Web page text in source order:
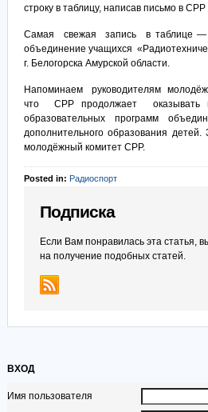
строку в таблицу, написав письмо в
Самая свежая запись в таблице —
объединение учащихся
г. Белогорска Амурской области.
Напоминаем руководителям
что СРР продолжает оказывать
образовательных программ
дополнительного образования
молодёжный комитет СРР.
Posted in: Радиоспорт
Подписка
Если Вам понравилась эта статья,
на получение подобных статей.
ВХОД
Имя пользователя